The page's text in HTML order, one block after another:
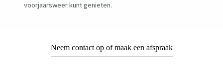
voorjaarsweer kunt genieten.
Neem contact op of maak een afspraak